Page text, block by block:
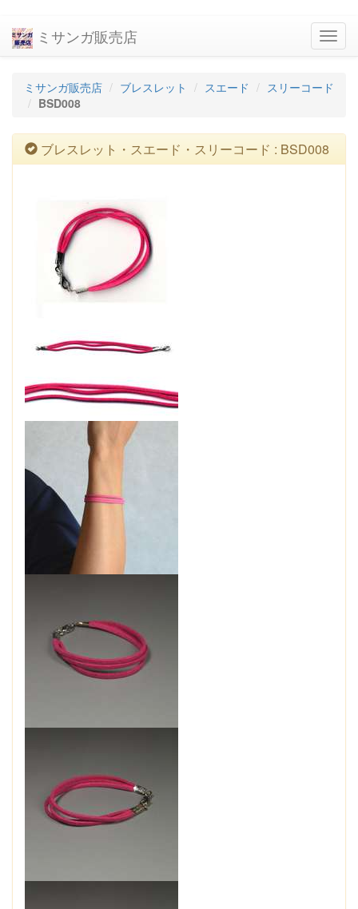
ミサンガ販売店
ミサンガ販売店 ブレスレット スエード
スリーコード
BSD008
ブレスレット・スエード・スリーコード : BSD008